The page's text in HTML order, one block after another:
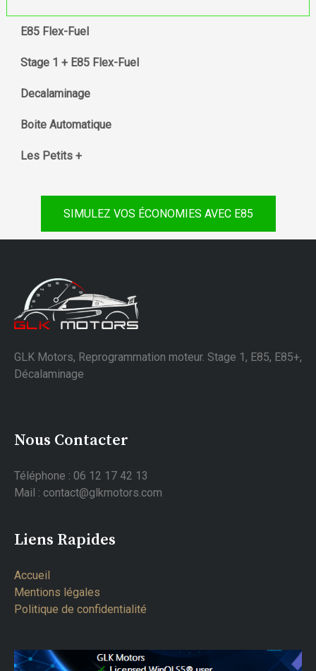
E85 Flex-Fuel
Stage 1 + E85 Flex-Fuel
Decalaminage
Boite Automatique
Les Petits +
SIMULEZ VOS ÉCONOMIES AVEC E85
GLK Motors, Reprogrammation moteur. Stage 1, E85, E85+,
Décalaminage
Nous Contacter
Téléphone : 06 12 17 42 13
Mail : contact@glkmotors.com
Liens Rapides
Accueil
Mentions légales
Politique de confidentialité